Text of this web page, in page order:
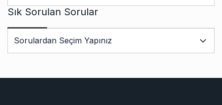
Sık Sorulan Sorular